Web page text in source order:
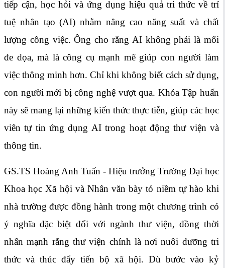
tiếp cận, học hỏi và ứng dụng hiệu quả tri thức về trí
tuệ nhân tạo (AI) nhằm nâng cao năng suất và chất
lượng công việc. Ông cho rằng AI không phải là mối
đe dọa, mà là công cụ mạnh mẽ giúp con người làm
việc thông minh hơn. Chỉ khi không biết cách sử dụng,
con người mới bị công nghệ vượt qua. Khóa Tập huấn
này sẽ mang lại những kiến thức thực tiễn, giúp các học
viên tự tin ứng dụng AI trong hoạt động thư viện và
thông tin.
GS.TS Hoàng Anh Tuấn - Hiệu trưởng Trường Đại học
Khoa học Xã hội và Nhân văn bày tỏ niềm tự hào khi
nhà trường được đồng hành trong một chương trình có
ý nghĩa đặc biệt đối với ngành thư viện, đồng thời
nhấn mạnh rằng thư viện chính là nơi nuôi dưỡng tri
thức và thúc đẩy tiến bộ xã hội. Dù bước vào kỷ